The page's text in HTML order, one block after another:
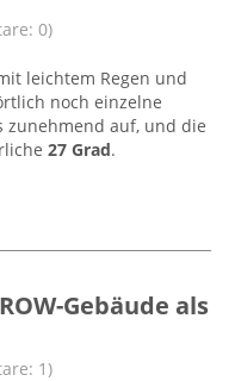
0)
leichtem Regen und
noch einzelne
zunehmend auf, und die
27 Grad.
Gebäude als
1)